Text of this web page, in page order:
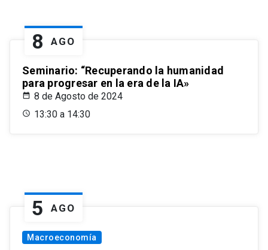
8 AGO
Seminario: “Recuperando la humanidad
para progresar en la era de la IA»
8 de Agosto de 2024
13:30 a 14:30
5 AGO
Macroeconomía